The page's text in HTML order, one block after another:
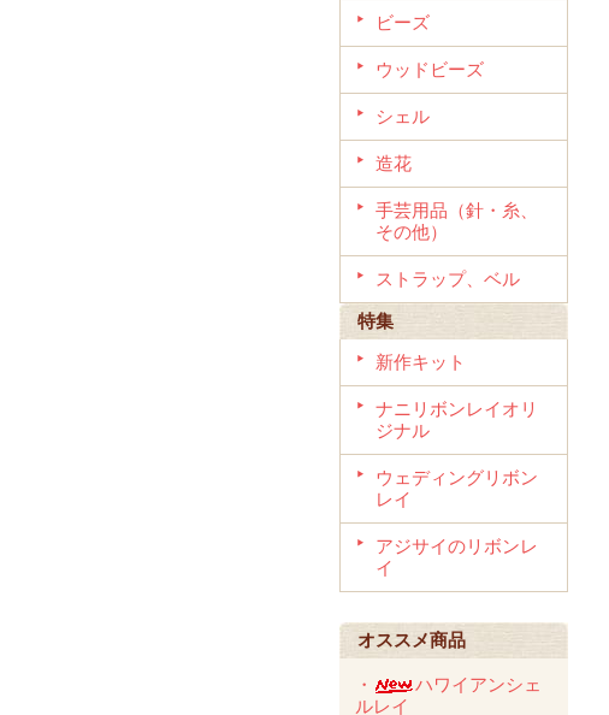
ビーズ
ウッドビーズ
シェル
造花
手芸用品（針・糸、
その他）
ストラップ、ベル
特集
新作キット
ナニリボンレイオリ
ジナル
ウェディングリボン
レイ
アジサイのリボンレ
イ
オススメ商品
・
ハワイアンシェ
ルレイ